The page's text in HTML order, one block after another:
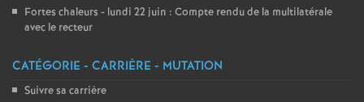
Fortes chaleurs - lundi 22 juin : Compte rendu de la multilatérale
avec le recteur
CATÉGORIE - CARRIÈRE - MUTATION
Suivre sa carrière